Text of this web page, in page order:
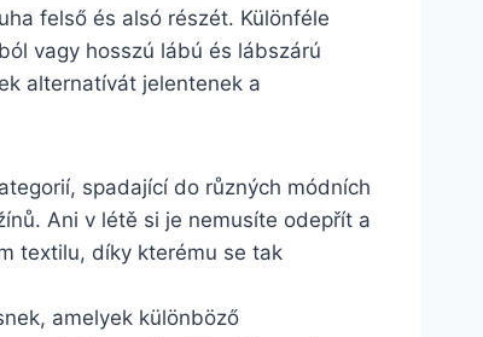
felső és alsó részét. Különféle
vagy hosszú lábú és lábszárú
alternatívát jelentenek a
spadající do různých módních
Ani v létě si je nemusíte odepřít a
textilu, díky kterému se tak
amelyek különböző